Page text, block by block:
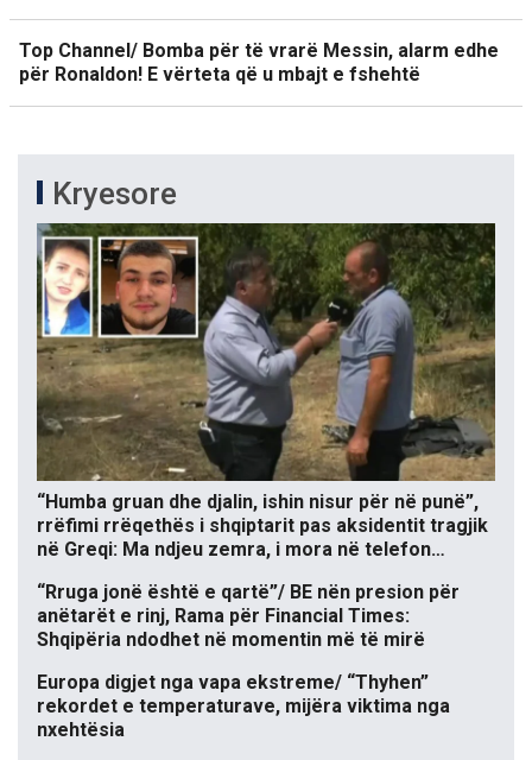
Top Channel/ Bomba për të vrarë Messin, alarm edhe
për Ronaldon! E vërteta që u mbajt e fshehtë
Kryesore
“Humba gruan dhe djalin, ishin nisur për në punë”,
rrëfimi rrëqethës i shqiptarit pas aksidentit tragjik
në Greqi: Ma ndjeu zemra, i mora në telefon…
“Rruga jonë është e qartë”/ BE nën presion për
anëtarët e rinj, Rama për Financial Times:
Shqipëria ndodhet në momentin më të mirë
Europa digjet nga vapa ekstreme/ “Thyhen”
rekordet e temperaturave, mijëra viktima nga
nxehtësia